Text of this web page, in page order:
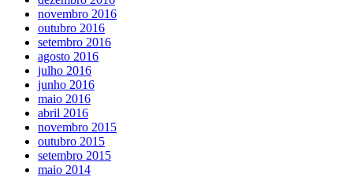
novembro 2016
outubro 2016
setembro 2016
agosto 2016
julho 2016
junho 2016
maio 2016
abril 2016
novembro 2015
outubro 2015
setembro 2015
maio 2014